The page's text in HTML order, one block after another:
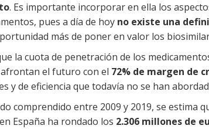
. Es importante incorporar en ella los
pues a día de hoy no existe una
más de poner en valor los
la cuota de penetración de los
el futuro con el 72% de margen de
y de eficiencia que todavía no se han
comprendido entre 2009 y 2019, se estima
España ha rondado los 2.306 millones de